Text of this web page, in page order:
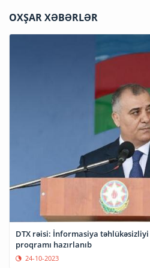
OXŞAR XƏBƏRLƏR
DTX rəisi: İnformasiya
proqramı hazırlanıb
24-10-2023